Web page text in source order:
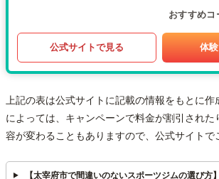
おすすめコ
公式サイトで見る 体
上記の表は公式サイトに記載の情報をもとに
によっては、キャンペーンで料金が割引された
容が変わることもありますので、公式サイトで
【太宰府市で間違いのないスポーツジムの選び方】